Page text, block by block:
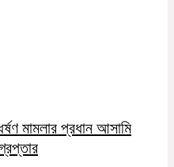
মামলার প্রধান আসামি